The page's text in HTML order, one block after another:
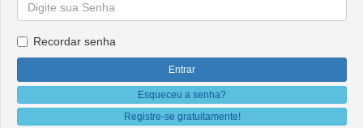
Recordar senha
Esqueceu a senha?
Registre-se gratuitamente!